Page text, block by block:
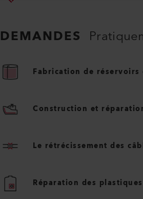
DEMANDES
Fabrication de réservoirs
Construction et
Le rétrécissement des
Réparation des plastiques